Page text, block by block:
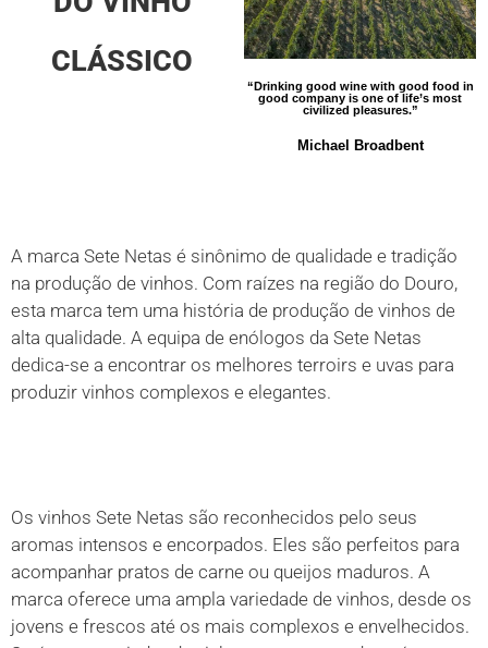
CLÁSSICO
“Drinking good wine with good food in
good company is one of life’s most
civilized pleasures.”
Michael Broadbent
A marca Sete Netas é sinônimo de qualidade e tradição
na produção de vinhos. Com raízes na região do Douro,
esta marca tem uma história de produção de vinhos de
alta qualidade. A equipa de enólogos da Sete Netas
dedica-se a encontrar os melhores terroirs e uvas para
produzir vinhos complexos e elegantes.
Os vinhos Sete Netas são reconhecidos pelo seus
aromas intensos e encorpados. Eles são perfeitos para
acompanhar pratos de carne ou queijos maduros. A
marca oferece uma ampla variedade de vinhos, desde os
jovens e frescos até os mais complexos e envelhecidos.